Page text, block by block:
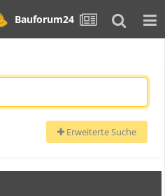
Bauforum24
Erweiterte Suche